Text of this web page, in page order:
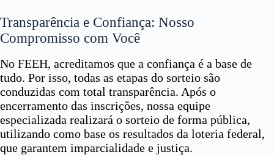
Transparência e Confiança: Nosso
Compromisso com Você
No FEEH, acreditamos que a confiança é a base de
tudo. Por isso, todas as etapas do sorteio são
conduzidas com total transparência. Após o
encerramento das inscrições, nossa equipe
especializada realizará o sorteio de forma pública,
utilizando como base os resultados da loteria federal,
que garantem imparcialidade e justiça.